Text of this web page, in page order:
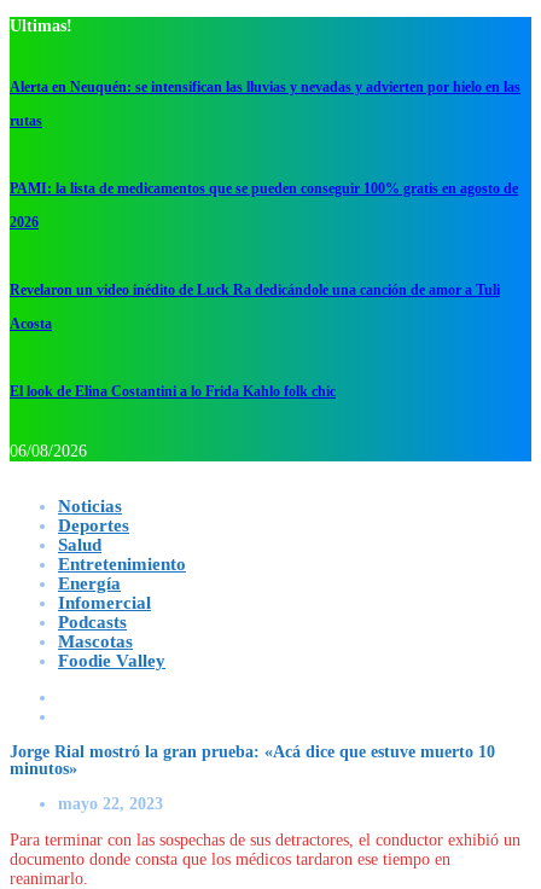
Ultimas!
Alerta en Neuquén: se intensifican las lluvias y nevadas y advierten por hielo en las
rutas
PAMI: la lista de medicamentos que se pueden conseguir 100% gratis en agosto de
2026
Revelaron un video inédito de Luck Ra dedicándole una canción de amor a Tuli
Acosta
El look de Elina Costantini a lo Frida Kahlo folk chic
06/08/2026
Noticias
Deportes
Salud
Entretenimiento
Energía
Infomercial
Podcasts
Mascotas
Foodie Valley
Jorge Rial mostró la gran prueba: «Acá dice que estuve muerto 10
minutos»
mayo 22, 2023
Para terminar con las sospechas de sus detractores, el conductor exhibió un
documento donde consta que los médicos tardaron ese tiempo en
reanimarlo.